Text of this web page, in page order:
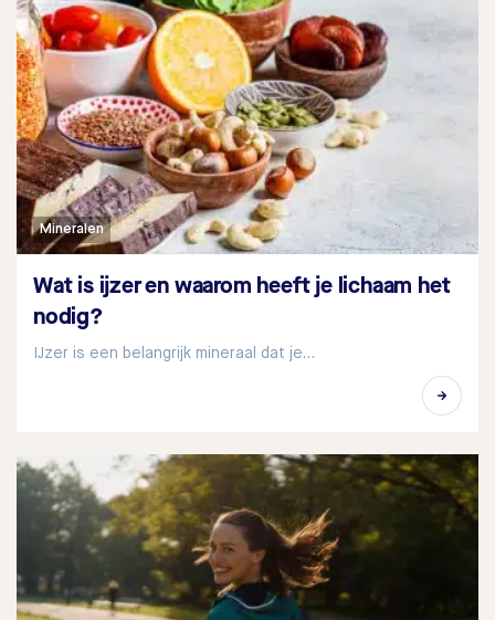
Mineralen
Wat is ijzer en waarom heeft je lichaam het
nodig?
IJzer is een belangrijk mineraal dat je…